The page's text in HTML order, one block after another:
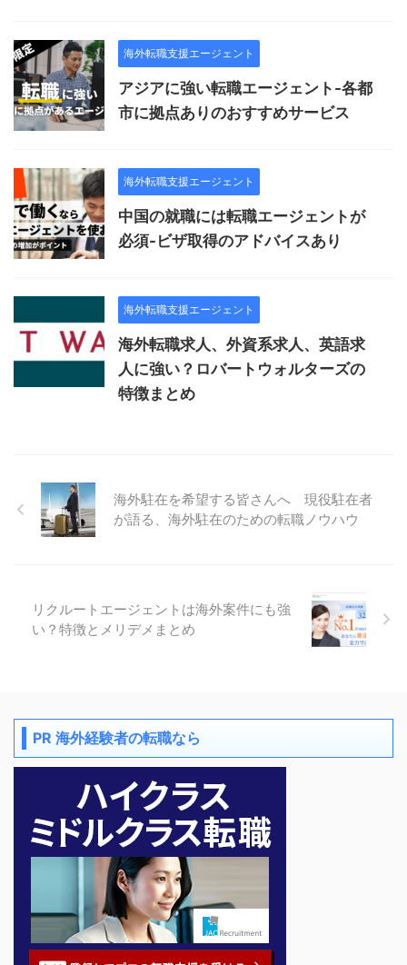
海外転職支援エージェント
アジアに強い転職エージェント-各都
市に拠点ありのおすすめサービス
海外転職支援エージェント
中国の就職には転職エージェントが
必須-ビザ取得のアドバイスあり
海外転職支援エージェント
海外転職求人、外資系求人、英語求
人に強い？ロバートウォルターズの
特徴まとめ
海外駐在を希望する皆さんへ 現役駐在者
が語る、海外駐在のための転職ノウハウ
リクルートエージェントは海外案件にも強
い？特徴とメリデメまとめ
PR 海外経験者の転職なら